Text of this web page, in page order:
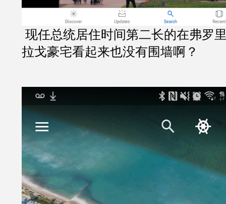
拉戈豪宅看起来也没有围墙啊？